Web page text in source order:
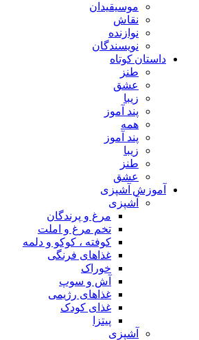
موسیقیدان
نقاش
نوازنده
نویسندگان
داستان کوتاه
طنز
عشق
زیبا
پند آموز
همه
پند آموز
زیبا
طنز
عشق
آموزش آشپزی
آشپزی
مرغ و پرندگان
تخم مرغ و املت
کوفته ، کوکو و دلمه
غذاهای فرنگی
خوراک
آش و سوپ
غذاهای رژیمی
غذای کودک
پیتزا
آشپزی